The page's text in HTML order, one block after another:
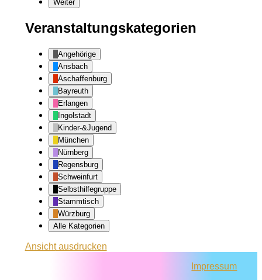
Weiter
Veranstaltungskategorien
Angehörige
Ansbach
Aschaffenburg
Bayreuth
Erlangen
Ingolstadt
Kinder-&Jugend
München
Nürnberg
Regensburg
Schweinfurt
Selbsthilfegruppe
Stammtisch
Würzburg
Alle Kategorien
Ansichtausdrucken
Impressum